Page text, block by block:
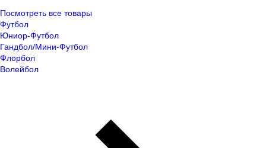
Посмотреть все товары
Футбол
Юниор-Футбол
Гандбол/Мини-Футбол
Флорбол
Волейбол